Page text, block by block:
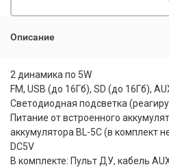
Описание
2 динамика по 5W
FM, USB (до 16Гб), SD (до 16Гб),
Светодиодная подсветка
Питание от встроенного
аккумулятора BL-5C (в комплект
DC5V
В комплекте: Пульт ДУ, кабель